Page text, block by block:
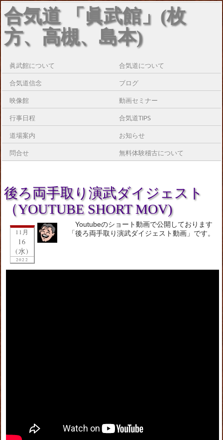
合気道 「眞武館」(枚
方、高槻、島本)
眞武館について 合気道について
合気道信念 ブログ
映像館 動画セミナー
行事日程 合気道TIPS
道場案内 お知らせ
問合せ 無料体験稽古について
後ろ両手取り演武ダイジェスト
（YOUTUBE SHORT MOV)
11月
16
(水)
2022
Youtubeのショート動画で公開しております
「後ろ両手取り演武ダイジェスト動画」です。